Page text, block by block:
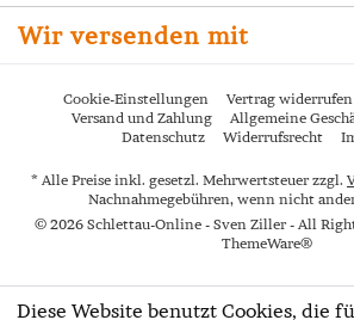
Wir versenden mit
Cookie-Einstellungen Vertrag widerrufen
Versand und Zahlung
Allgemeine
Datenschutz
Widerrufsrecht
* Alle Preise inkl. gesetzl. Mehrwertsteuer zzgl.
Nachnahmegebühren, wenn nicht
© 2026 Schlettau-Online - Sven Ziller - All
ThemeWare®
Diese Website benutzt Cookies, die